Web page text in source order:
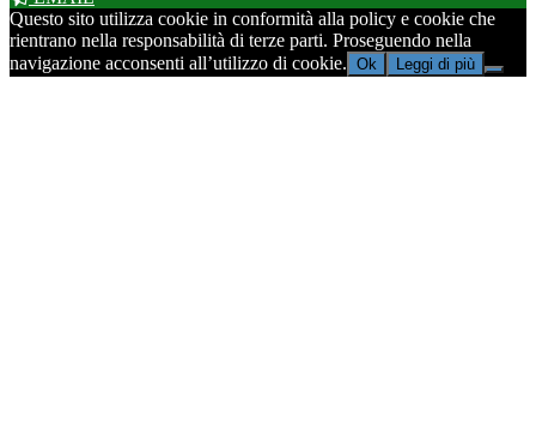
Questo sito utilizza cookie in conformità alla policy e cookie che
rientrano nella responsabilità di terze parti. Proseguendo nella
navigazione acconsenti all’utilizzo di cookie. Ok Leggi di più